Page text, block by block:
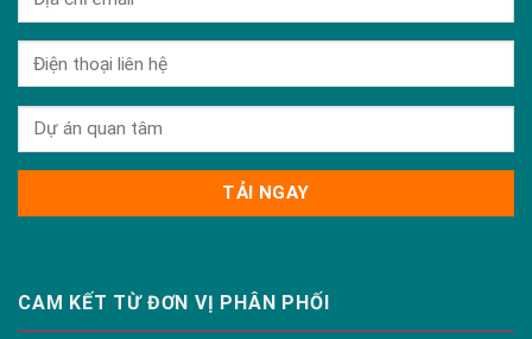
CAM KẾT TỪ ĐƠN VỊ PHÂN PHỐI